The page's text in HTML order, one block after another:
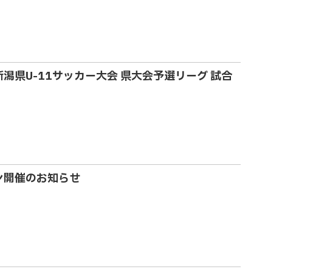
U-11サッカー大会 県大会予選リーグ 試合
催のお知らせ